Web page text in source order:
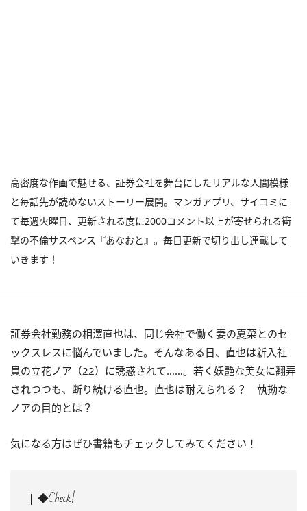
高密度な作画で魅せる、証券会社を舞台にしたリアルな人間模様
と毎話先が読めないストーリー展開。マンガアプリ、サイコミに
て毎週火曜日、更新される度に2000コメント以上が寄せられる衝
撃の不倫サスペンス『あなおと』。毎日更新で切り出し連載して
いきます！
証券会社勤務の相澤直也は、同じ会社で働く妻の夏菜とのセ
ックスレスに悩んでいました。そんなある日、直也は新入社
員の立花ノア（22）に誘惑されて……。若く妖艶な美女に翻弄
されつつも、断り続ける直也。直也は耐えられる？ 執拗な
ノアの目的とは？
気になる方はぜひ書籍もチェックしてみてください！
◆Check!